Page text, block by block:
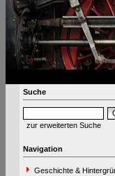
Suche
zur erweiterten Suche
Navigation
Geschichte &